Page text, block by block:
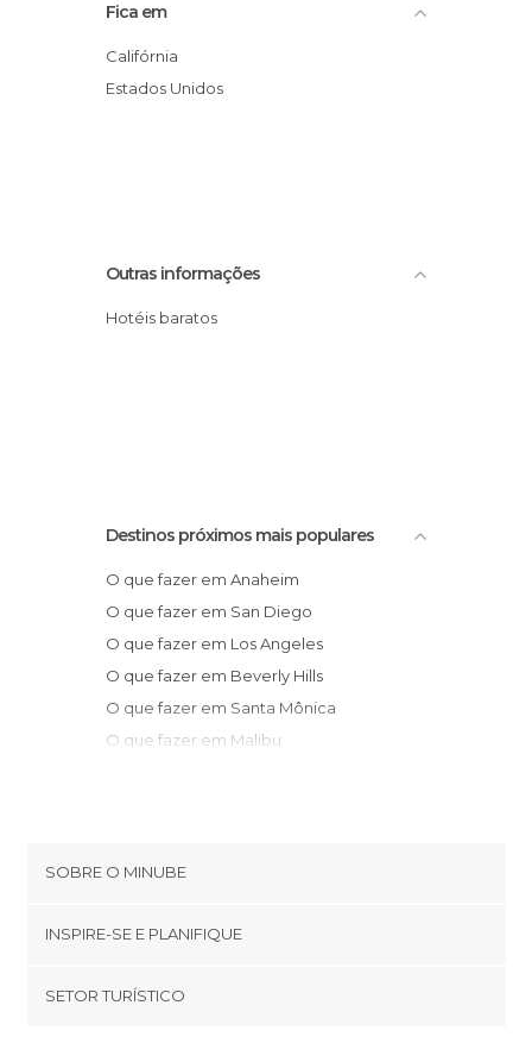
Fica em
Califórnia
Estados Unidos
Outras informações
Hotéis baratos
Destinos próximos mais populares
O que fazer em Anaheim
O que fazer em San Diego
O que fazer em Los Angeles
O que fazer em Beverly Hills
O que fazer em Santa Mônica
O que fazer em Malibu
O que fazer em Furnace Creek
O que fazer em Solvang
O que fazer em Phoenix
SOBRE O MINUBE
Términos e Condições
INSPIRE-SE E PLANIFIQUE
footer@item_discovertips_anchor
SETOR TURÍSTICO